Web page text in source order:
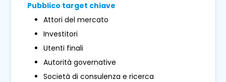
Pubblico target chiave
Attori del mercato
Investitori
Utenti finali
Autorità governative
Società di consulenza e ricerca